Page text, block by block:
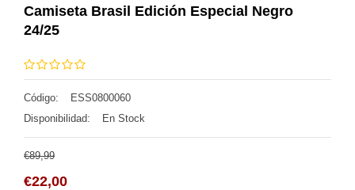
Camiseta Brasil Edición Especial Negro
24/25
Código:
ESS0800060
Disponibilidad:
En Stock
€89,99
€22,00